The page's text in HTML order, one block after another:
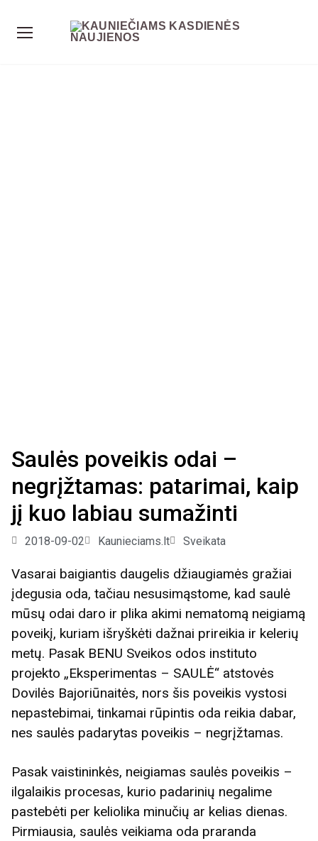
Saulės poveikis odai –
negrįžtamas: patarimai, kaip
jį kuo labiau sumažinti
2018-09-02 Kaunieciams.lt Sveikata
Vasarai baigiantis daugelis džiaugiamės gražiai
įdegusia oda, tačiau nesusimąstome, kad saulė
mūsų odai daro ir plika akimi nematomą neigiamą
poveikį, kuriam išryškėti dažnai prireikia ir kelerių
metų. Pasak BENU Sveikos odos instituto
projekto „Eksperimentas – SAULĖ“ atstovės
Dovilės Bajoriūnaitės, nors šis poveikis vystosi
nepastebimai, tinkamai rūpintis oda reikia dabar,
nes saulės padarytas poveikis – negrįžtamas.
Pasak vaistininkės, neigiamas saulės poveikis –
ilgalaikis procesas, kurio padarinių negalime
pastebėti per keliolika minučių ar kelias dienas.
Pirmiausia, saulės veikiama oda praranda